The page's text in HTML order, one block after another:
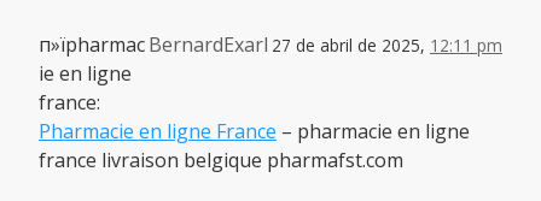
BernardExarl 27 de abril de 2025, 12:11 pm
п»їpharmac
ie en ligne
france:
Pharmacie en ligne France – pharmacie en ligne
france livraison belgique pharmafst.com